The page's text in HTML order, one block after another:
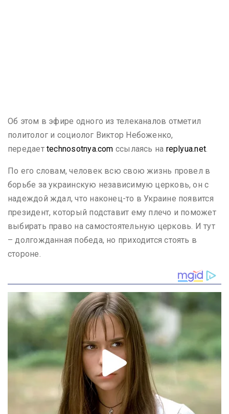
Об этом в эфире одного из телеканалов отметил
политолог и социолог Виктор Небоженко,
передаетtechnosotnya.com ссылаясь на replyua.net.
По его словам, человек всю свою жизнь провел в
борьбе за украинскую независимую церковь, он с
надеждой ждал, что наконец-то в Украине появится
президент, который подставит ему плечо и поможет
выбирать право на самостоятельную церковь. И тут
– долгожданная победа, но приходится стоять в
стороне.